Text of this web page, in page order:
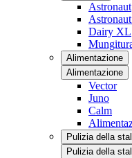
Astronaut
Dairy XL
Alimentazione
Alimentazione
Vector
Juno
Calm
Pulizia della
Pulizia della